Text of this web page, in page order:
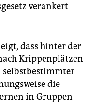
verankert
dass hinter der
Krippenplätzen
selbstbestimmter
die
in Gruppen